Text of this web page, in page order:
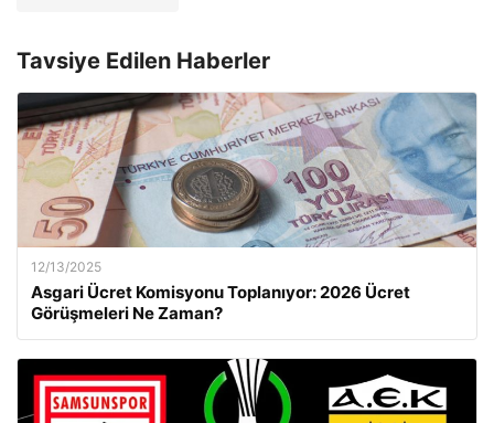
Tavsiye Edilen Haberler
12/13/2025
Asgari Ücret Komisyonu Toplanıyor: 2026 Ücret
Görüşmeleri Ne Zaman?